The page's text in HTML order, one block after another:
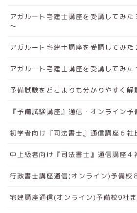
アガルート宅建士講座を受講してみた
～
アガルート宅建士講座を受講してみた
アガルート宅建士講座を受講してみた
予備試験をどこよりも分かりやすく解
『予備試験講座』通信・オンライン
初学者向け『司法書士』通信講座６社
中上級者向け『司法書士』通信講座４
行政書士講座通信(オンライン)予備校
宅建講座通信(オンライン)予備校9社